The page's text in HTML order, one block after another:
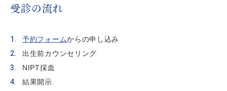
受診の流れ
予約フォームからの申し込み
出生前カウンセリング
NIPT採血
結果開示